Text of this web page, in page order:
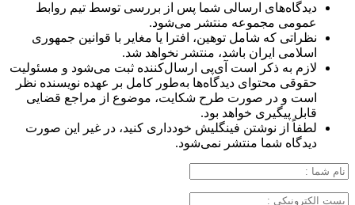
دیدگاه‌های ارسالی شما پس از بررسی توسط تیم روابط
عمومی مجموعه منتشر می‌شود.
نظراتی که شامل توهین، افترا یا مغایر با قوانین جمهوری
اسلامی ایران باشد، منتشر نخواهد شد.
لازم به ذکر است آی‌پی ارسال‌کننده ثبت می‌شود و مسئولیت
حقوقی محتوای دیدگاه‌ها به‌طور کامل بر عهده نویسنده نظر
است و در صورت طرح شکایت، موضوع از مراجع قضایی
قابل پیگیری خواهد بود.
لطفاً از نوشتن فینگلیش خودداری کنید، در غیر این صورت
دیدگاه شما منتشر نمی‌شود.